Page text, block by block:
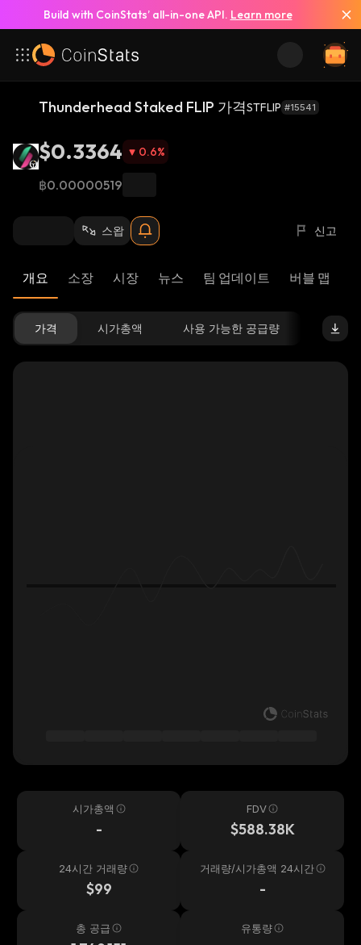
Build with CoinStats’ all-in-one API. Learn more
Thunderhead Staked FLIP 가격STFLIP #15541
$0.3364 0.6%
฿0.00000519
스왑 신고
개요 소장 시장 뉴스 팀 업데이트 버블 맵
가격 시가총액 사용 가능한 공급량
시가총액
-
FDV
$588.38K
24시간 거래량
$99
거래량/시가총액 24시간
-
총 공급 유통량